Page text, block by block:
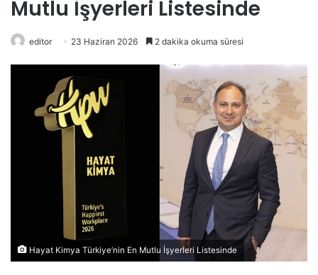
Mutlu İşyerleri Listesinde
editor 23 Haziran 2026 2 dakika okuma süresi
Hayat Kimya Türkiye’nin En Mutlu İşyerleri Listesinde